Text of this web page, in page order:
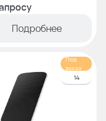
Подробнее
Под
заказ
14